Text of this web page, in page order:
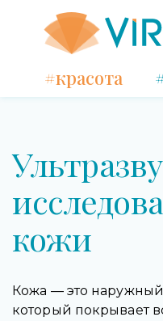
#красота
кожи
Кожа — это наружный
который покрывает